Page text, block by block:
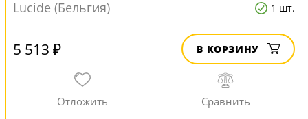
Lucide (Бельгия) 1 шт.
5 513 ₽ В КОРЗИНУ